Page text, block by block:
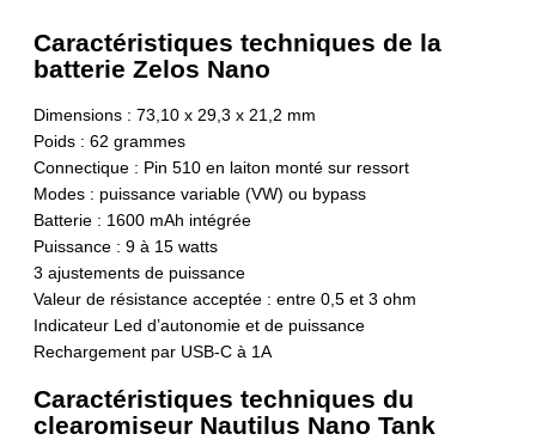
Caractéristiques techniques de la
batterie Zelos Nano
Dimensions : 73,10 x 29,3 x 21,2 mm
Poids : 62 grammes
Connectique : Pin 510 en laiton monté sur ressort
Modes : puissance variable (VW) ou bypass
Batterie : 1600 mAh intégrée
Puissance : 9 à 15 watts
3 ajustements de puissance
Valeur de résistance acceptée : entre 0,5 et 3 ohm
Indicateur Led d’autonomie et de puissance
Rechargement par USB-C à 1A
Caractéristiques techniques du
clearomiseur Nautilus Nano Tank